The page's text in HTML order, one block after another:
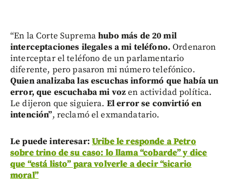
“En la Corte Supremahubo más de 20 mil
interceptaciones ilegales a mi teléfono.Ordenaron
interceptar el teléfono de un parlamentario
diferente, pero pasaron mi número telefónico.
Quien analizaba las escuchas informó que había un
error, que escuchaba mi vozen actividad política.
Le dijeron que siguiera. El error se convirtió en
intención”, reclamó el exmandatario.
Le puede interesar: Uribe le responde a Petro
sobre trino de su caso: lo llama “cobarde” y dice
que “está listo” para volverle a decir “sicario
moral”